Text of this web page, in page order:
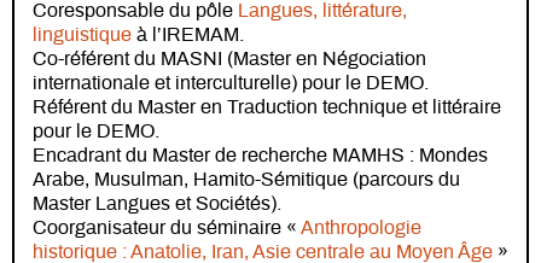
Coresponsable du pôle
Langues, littérature,
linguistique à l’IREMAM.
Co-référent du MASNI (Master en Négociation
internationale et interculturelle) pour le DEMO.
Référent du Master en Traduction technique et littéraire
pour le DEMO.
Encadrant du Master de recherche MAMHS : Mondes
Arabe, Musulman, Hamito-Sémitique (parcours du
Master Langues et Sociétés).
Coorganisateur du séminaire « Anthropologie
historique : Anatolie, Iran, Asie centrale au Moyen Âge »